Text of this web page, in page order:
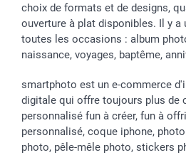
choix de formats et de designs,
ouverture à plat disponibles. Il y a
toutes les occasions : album
naissance, voyages, baptême,
smartphoto est un e-commerce
digitale qui offre toujours plus de
personnalisé fun à créer, fun à
personnalisé, coque iphone,
photo, pêle-mêle photo, stickers